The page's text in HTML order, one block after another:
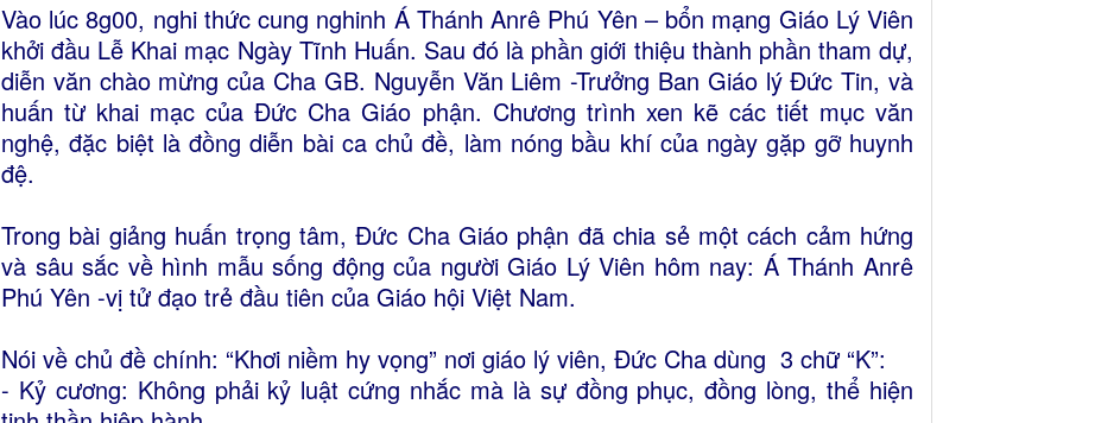
Vào lúc 8g00, nghi thức cung nghinh Á Thánh Anrê Phú Yên – bổn mạng Giáo Lý Viên
khởi đầu Lễ Khai mạc Ngày Tĩnh Huấn. Sau đó là phần giới thiệu thành phần tham dự,
diễn văn chào mừng của Cha GB. Nguyễn Văn Liêm -Trưởng Ban Giáo lý Đức Tin, và
huấn từ khai mạc của Đức Cha Giáo phận. Chương trình xen kẽ các tiết mục văn
nghệ, đặc biệt là đồng diễn bài ca chủ đề, làm nóng bầu khí của ngày gặp gỡ huynh
đệ.
Trong bài giảng huấn trọng tâm, Đức Cha Giáo phận đã chia sẻ một cách cảm hứng
và sâu sắc về hình mẫu sống động của người Giáo Lý Viên hôm nay: Á Thánh Anrê
Phú Yên -vị tử đạo trẻ đầu tiên của Giáo hội Việt Nam.
Nói về chủ đề chính: “Khơi niềm hy vọng” nơi giáo lý viên, Đức Cha dùng 3 chữ “K”:
- Kỷ cương: Không phải kỷ luật cứng nhắc mà là sự đồng phục, đồng lòng, thể hiện